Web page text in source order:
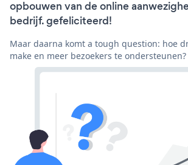
opbouwen van de online
bedrijf. gefeliciteerd!
Maar daarna komt a tough question: hoe
make en meer bezoekers te ondersteunen?